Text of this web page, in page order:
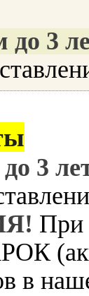
до 3
до 3
При
в